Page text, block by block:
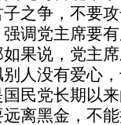
之争，不要
调党主席要
果说，党主
人没有爱心
党长期以来
离黑金，不